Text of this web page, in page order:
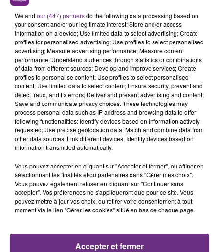
7 août 2026
LA CENTRALE NUCLÉAIRE DE CHOOZ
TOUJOURS À L'ARRÊT
Cela fait déjà une semaine que la centrale
nucléaire ardennaise est à l'arrêt. Une situation
justifiée par la sécheresse intense qui est toujours
présente.
7 août 2026
LE MAGASIN JOUÉCLUB DE REIMS FERME
SES PORTES
C'était l'une des institutions du centre-ville
TITRES DIFFUSÉS
We and our (447) partnersdo the following data processing based on
your consent and/or our legitimate interest: Store and/or access
information on a device; Use limited data to select advertising; Create
profiles for personalised advertising; Use profiles to select personalised
advertising; Measure advertising performance; Measure content
performance; Understand audiences through statistics or combinations
of data from different sources; Develop and improve services; Create
profiles to personalise content; Use profiles to select personalised
content; Use limited data to select content; Ensure security, prevent and
detect fraud, and fix errors; Deliver and present advertising and content;
Save and communicate privacy choices. These technologies may
process personal data such as IP address and browsing data to offer
following functionalities: Identify devices based on information actively
requested; Use precise geolocation data; Match and combine data from
other data sources; Link different devices; Identify devices based on
information transmitted automatically.
Vous pouvez accepter en cliquant sur "Accepter et fermer", ou affiner en
sélectionnant les finalités et/ou partenaires dans "Gérer mes choix".
Vous pouvez également refuser en cliquant sur "Continuer sans
accepter". Vos préférences ne s'appliqueront que pour ce site. Vous
pouvez mettre à jour vos choix, ou retirer votre consentement à tout
moment via le lien "Gérer les cookies" situé en bas de chaque page.
Accepter et fermer